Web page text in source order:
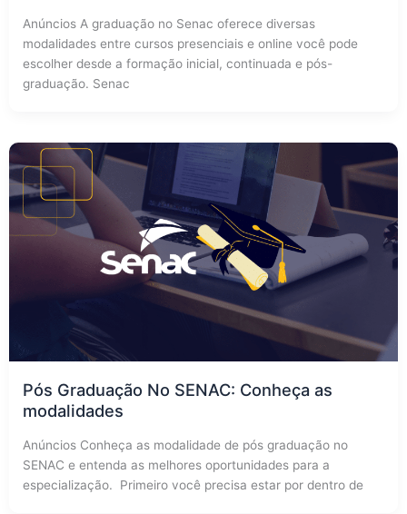
Anúncios A graduação no Senac oferece diversas
modalidades entre cursos presenciais e online você pode
escolher desde a formação inicial, continuada e pós-
graduação. Senac
Pós Graduação No SENAC: Conheça as
modalidades
Anúncios Conheça as modalidade de pós graduação no
SENAC e entenda as melhores oportunidades para a
especialização. Primeiro você precisa estar por dentro de